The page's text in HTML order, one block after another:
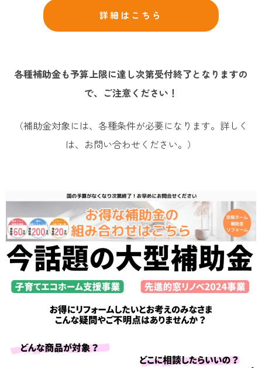
詳細はこちら
各種補助金も予算上限に達し次第受付終了となりますの
で、ご注意ください！
（補助金対象には、各種条件が必要になります。詳しく
は、お問い合わせください。）